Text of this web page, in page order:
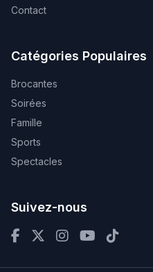
Contact
Catégories Populaires
Brocantes
Soirées
Famille
Sports
Spectacles
Suivez-nous